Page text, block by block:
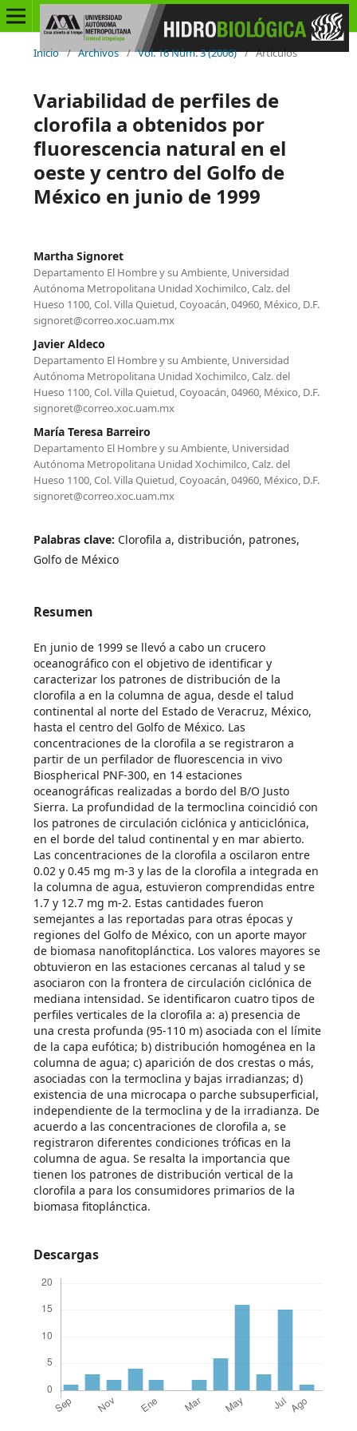
Inicio / Archivos / Vol. 16 Núm. 3 (2006) / Artículos
Variabilidad de perfiles de
clorofila a obtenidos por
fluorescencia natural en el
oeste y centro del Golfo de
México en junio de 1999
Martha Signoret
Departamento El Hombre y su Ambiente, Universidad
Autónoma Metropolitana Unidad Xochimilco, Calz. del
Hueso 1100, Col. Villa Quietud, Coyoacán, 04960, México, D.F.
signoret@correo.xoc.uam.mx
Javier Aldeco
Departamento El Hombre y su Ambiente, Universidad
Autónoma Metropolitana Unidad Xochimilco, Calz. del
Hueso 1100, Col. Villa Quietud, Coyoacán, 04960, México, D.F.
signoret@correo.xoc.uam.mx
María Teresa Barreiro
Departamento El Hombre y su Ambiente, Universidad
Autónoma Metropolitana Unidad Xochimilco, Calz. del
Hueso 1100, Col. Villa Quietud, Coyoacán, 04960, México, D.F.
signoret@correo.xoc.uam.mx
Palabras clave: Clorofila a, distribución, patrones,
Golfo de México
Resumen
En junio de 1999 se llevó a cabo un crucero
oceanográfico con el objetivo de identificar y
caracterizar los patrones de distribución de la
clorofila a en la columna de agua, desde el talud
continental al norte del Estado de Veracruz, México,
hasta el centro del Golfo de México. Las
concentraciones de la clorofila a se registraron a
partir de un perfilador de fluorescencia in vivo
Biospherical PNF-300, en 14 estaciones
oceanográficas realizadas a bordo del B/O Justo
Sierra. La profundidad de la termoclina coincidió con
los patrones de circulación ciclónica y anticiclónica,
en el borde del talud continental y en mar abierto.
Las concentraciones de la clorofila a oscilaron entre
0.02 y 0.45 mg m-3 y las de la clorofila a integrada en
la columna de agua, estuvieron comprendidas entre
1.7 y 12.7 mg m-2. Estas cantidades fueron
semejantes a las reportadas para otras épocas y
regiones del Golfo de México, con un aporte mayor
de biomasa nanofitoplánctica. Los valores mayores se
obtuvieron en las estaciones cercanas al talud y se
asociaron con la frontera de circulación ciclónica de
mediana intensidad. Se identificaron cuatro tipos de
perfiles verticales de la clorofila a: a) presencia de
una cresta profunda (95-110 m) asociada con el límite
de la capa eufótica; b) distribución homogénea en la
columna de agua; c) aparición de dos crestas o más,
asociadas con la termoclina y bajas irradianzas; d)
existencia de una microcapa o parche subsuperficial,
independiente de la termoclina y de la irradianza. De
acuerdo a las concentraciones de clorofila a, se
registraron diferentes condiciones tróficas en la
columna de agua. Se resalta la importancia que
tienen los patrones de distribución vertical de la
clorofila a para los consumidores primarios de la
biomasa fitoplánctica.
Descargas